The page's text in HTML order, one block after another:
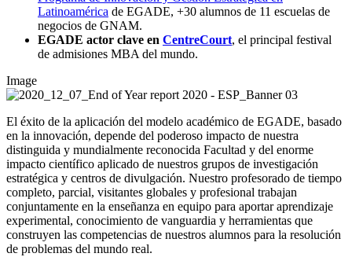
Latinoamérica de EGADE, +30 alumnos de 11 escuelas de
negocios de GNAM.
EGADE actor clave en CentreCourt, el principal festival
de admisiones MBA del mundo.
Image
El éxito de la aplicación del modelo académico de EGADE, basado
en la innovación, depende del poderoso impacto de nuestra
distinguida y mundialmente reconocida Facultad y del enorme
impacto científico aplicado de nuestros grupos de investigación
estratégica y centros de divulgación. Nuestro profesorado de tiempo
completo, parcial, visitantes globales y profesional trabajan
conjuntamente en la enseñanza en equipo para aportar aprendizaje
experimental, conocimiento de vanguardia y herramientas que
construyen las competencias de nuestros alumnos para la resolución
de problemas del mundo real.